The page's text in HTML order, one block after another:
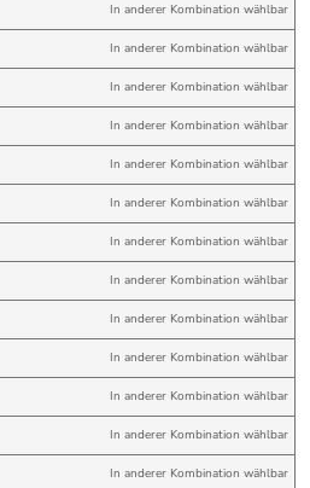
In anderer Kombination wählbar
In anderer Kombination wählbar
In anderer Kombination wählbar
In anderer Kombination wählbar
In anderer Kombination wählbar
In anderer Kombination wählbar
In anderer Kombination wählbar
In anderer Kombination wählbar
In anderer Kombination wählbar
In anderer Kombination wählbar
In anderer Kombination wählbar
In anderer Kombination wählbar
In anderer Kombination wählbar